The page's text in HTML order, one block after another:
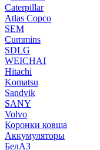
Caterpillar
Atlas Copco
SEM
Cummins
SDLG
WEICHAI
Hitachi
Komatsu
Sandvik
SANY
Volvo
Коронки ковша
Аккумуляторы
БелАЗ